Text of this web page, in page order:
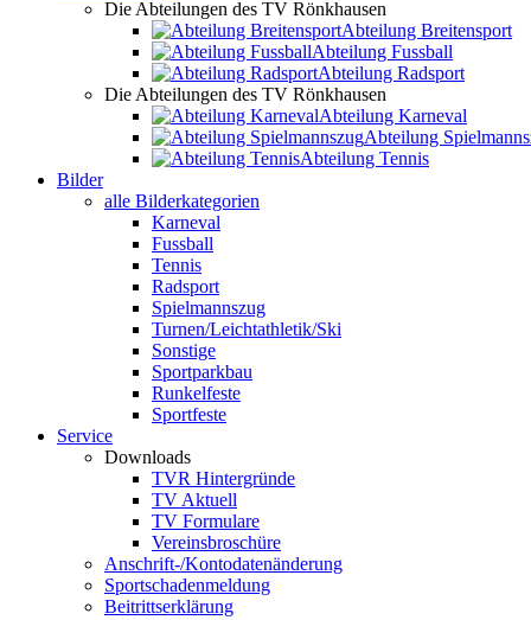
Die Abteilungen des TV Rönkhausen
Abteilung Breitensport
Abteilung Fussball
Abteilung Radsport
Die Abteilungen des TV Rönkhausen
Abteilung Karneval
Abteilung
Abteilung Tennis
Bilder
alle Bilderkategorien
Karneval
Fussball
Tennis
Radsport
Spielmannszug
Turnen/Leichtathletik/Ski
Sonstige
Sportparkbau
Runkelfeste
Sportfeste
Service
Downloads
TVR Hintergründe
TV Aktuell
TV Formulare
Vereinsbroschüre
Anschrift-/Kontodatenänderung
Sportschadenmeldung
Beitrittserklärung